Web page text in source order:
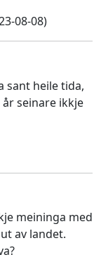
08-08)
sant heile tida,
seinare ikkje
meininga med
av landet.